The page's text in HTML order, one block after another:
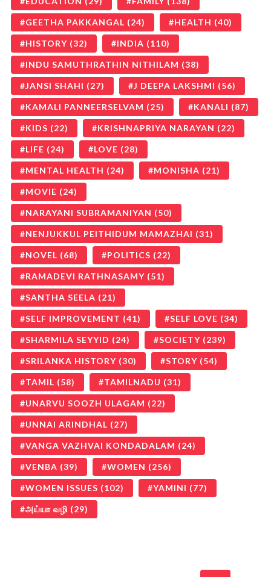
GEETHA PAKKANGAL (24) HEALTH (40)
HISTORY (32) INDIA (110)
INDU SAMUTHRATHIN NITHILAM (38)
JANSI SHAHI (27) J DEEPA LAKSHMI (56)
KAMALI PANNEERSELVAM (25) KANALI (87)
KIDS (22) KRISHNAPRIYA NARAYAN (22)
LIFE (24) LOVE (28)
MENTAL HEALTH (24) MONISHA (21)
MOVIE (24)
NARAYANI SUBRAMANIYAN (50)
NENJUKKUL PEITHIDUM MAMAZHAI (31)
NOVEL (68) POLITICS (22)
RAMADEVI RATHNASAMY (51)
SANTHA SEELA (21)
SELF IMPROVEMENT (41) SELF LOVE (34)
SHARMILA SEYYID (24) SOCIETY (239)
SRILANKA HISTORY (30) STORY (54)
TAMIL (58) TAMILNADU (31)
UNARVU SOOZH ULAGAM (22)
UNNAI ARINDHAL (27)
VANGA VAZHVAI KONDADALAM (24)
VENBA (39) WOMEN (256)
WOMEN ISSUES (102) YAMINI (77)
அய்யா வழி (29)